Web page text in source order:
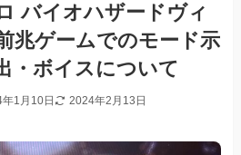
バイオハザードヴィ
兆ゲームでのモード示
・ボイスについて
1月10日 2024年2月13日